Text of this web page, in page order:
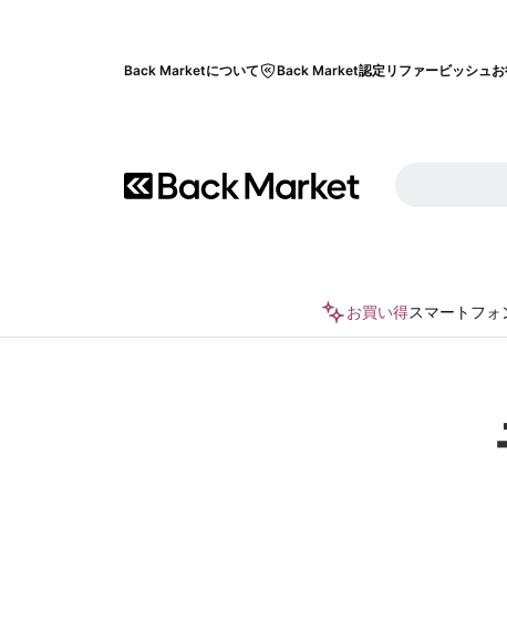
Back Marketについて Back Market認定リファービッシュ
お買い得スマートフォ